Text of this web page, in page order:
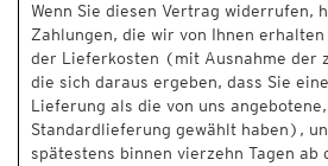
Wenn Sie diesen Vertrag widerrufen,
Zahlungen, die wir von Ihnen
der Lieferkosten (mit Ausnahme der
die sich daraus ergeben, dass Sie
Lieferung als die von uns
Standardlieferung gewählt haben),
spätestens binnen vierzehn Tagen ab